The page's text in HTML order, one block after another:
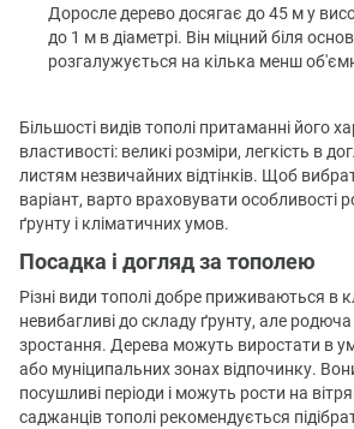
Доросле дерево досягає до 45 м у
до 1 м в діаметрі. Він міцний біля
розгалужується на кілька менш
Більшості видів тополі притаманні його
властивості: великі розміри, легкість в
листям незвичайних відтінків. Щоб
варіант, варто враховувати особливості
ґрунту і кліматичних умов.
Посадка і догляд за тополею
Різні види тополі добре приживаються в
невибагливі до складу ґрунту, але
зростання. Дерева можуть виростати в
або муніципальних зонах відпочинку.
посушливі періоди і можуть рости на
саджанців тополі рекомендується